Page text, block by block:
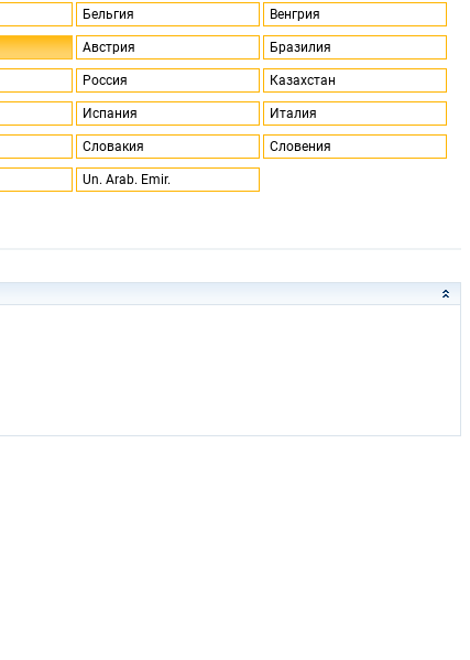
Бельгия Венгрия
Австрия Бразилия
Россия Казахстан
Испания Италия
Словакия Словения
Un. Arab. Emir.